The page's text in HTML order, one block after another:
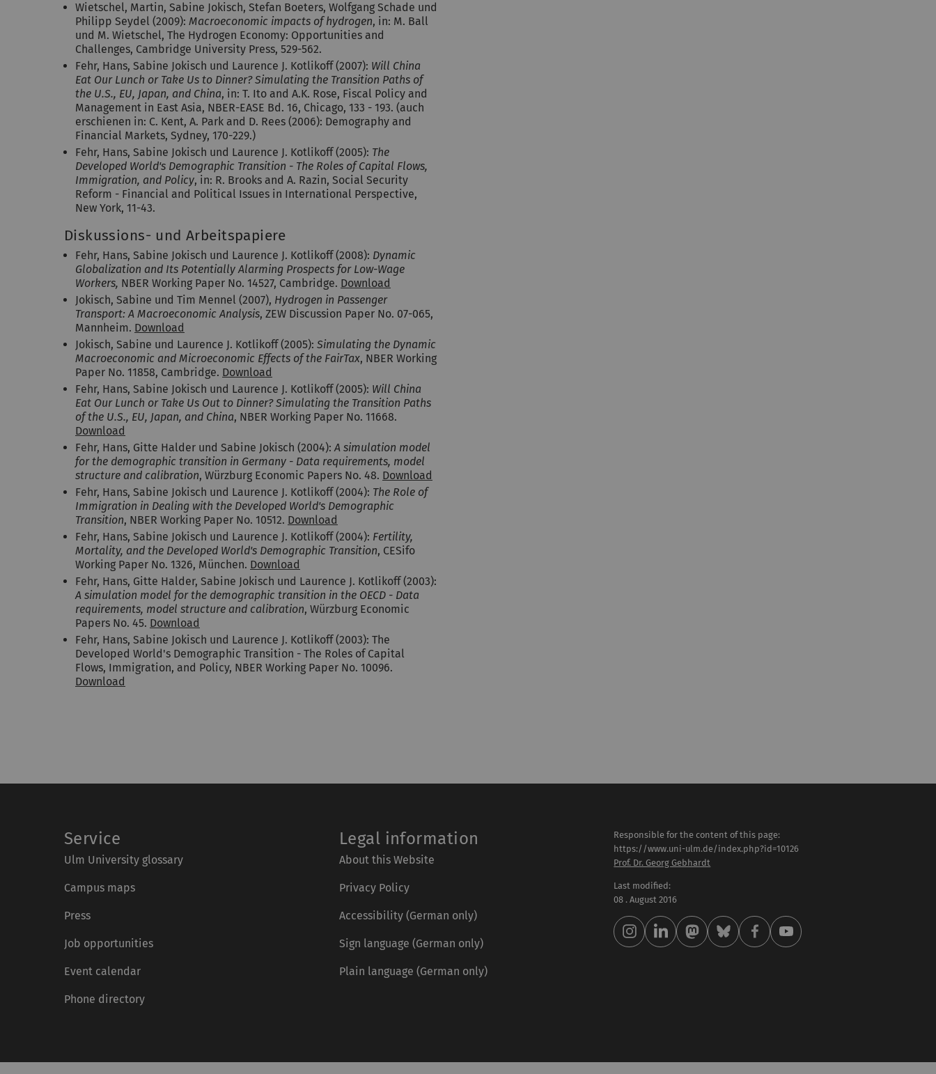
Wietschel, Martin, Sabine Jokisch, Stefan Boeters, Wolfgang Schade und
Philipp Seydel (2009): Macroeconomic impacts of hydrogen, in: M. Ball
und M. Wietschel, The Hydrogen Economy: Opportunities and
Challenges, Cambridge University Press, 529-562.
Fehr, Hans, Sabine Jokisch und Laurence J. Kotlikoff (2007): Will China
Eat Our Lunch or Take Us to Dinner? Simulating the Transition Paths of
the U.S., EU, Japan, and China, in: T. Ito and A.K. Rose, Fiscal Policy and
Management in East Asia, NBER-EASE Bd. 16, Chicago, 133 - 193. (auch
erschienen in: C. Kent, A. Park and D. Rees (2006): Demography and
Financial Markets, Sydney, 170-229.)
Fehr, Hans, Sabine Jokisch und Laurence J. Kotlikoff (2005): The
Developed World's Demographic Transition - The Roles of Capital Flows,
Immigration, and Policy, in: R. Brooks and A. Razin, Social Security
Reform - Financial and Political Issues in International Perspective,
New York, 11-43.
Diskussions- und Arbeitspapiere
Fehr, Hans, Sabine Jokisch und Laurence J. Kotlikoff (2008): Dynamic
Globalization and Its Potentially Alarming Prospects for Low-Wage
Workers, NBER Working Paper No. 14527, Cambridge. Download
Jokisch, Sabine und Tim Mennel (2007), Hydrogen in Passenger
Transport: A Macroeconomic Analysis, ZEW Discussion Paper No. 07-065,
Mannheim. Download
Jokisch, Sabine und Laurence J. Kotlikoff (2005): Simulating the Dynamic
Macroeconomic and Microeconomic Effects of the FairTax, NBER Working
Paper No. 11858, Cambridge. Download
Fehr, Hans, Sabine Jokisch und Laurence J. Kotlikoff (2005): Will China
Eat Our Lunch or Take Us Out to Dinner? Simulating the Transition Paths
of the U.S., EU, Japan, and China, NBER Working Paper No. 11668.
Download
Fehr, Hans, Gitte Halder und Sabine Jokisch (2004):A simulation model
for the demographic transition in Germany - Data requirements, model
structure and calibration, Würzburg Economic Papers No. 48. Download
Fehr, Hans, Sabine Jokisch und Laurence J. Kotlikoff (2004): The Role of
Immigration in Dealing with the Developed World's Demographic
Transition, NBER Working Paper No. 10512. Download
Fehr, Hans, Sabine Jokisch und Laurence J. Kotlikoff (2004): Fertility,
Mortality, and the Developed World's Demographic Transition, CESifo
Working Paper No. 1326, München. Download
Fehr, Hans, Gitte Halder, Sabine Jokisch und Laurence J. Kotlikoff (2003):
A simulation model for the demographic transition in the OECD - Data
requirements, model structure and calibration, Würzburg Economic
Papers No. 45. Download
Fehr, Hans, Sabine Jokisch und Laurence J. Kotlikoff (2003): The
Developed World's Demographic Transition - The Roles of Capital
Flows, Immigration, and Policy, NBER Working Paper No. 10096.
Download
Service
Ulm University glossary
Campus maps
Press
Job opportunities
Event calendar
Phone directory
Legal information
About this Website
Privacy Policy
Accessibility (German only)
Sign language (German only)
Plain language (German only)
Responsible for the content of this page:
https://www.uni-ulm.de/index.php?id=10126
Prof. Dr. Georg Gebhardt
Last modified:
08 . August 2016